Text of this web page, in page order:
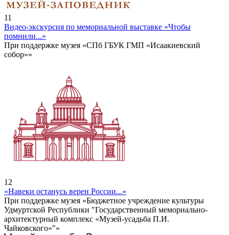
11
Видео-экскурсия по мемориальной выставке «Чтобы
помнили...»
При поддержке музея «СПб ГБУК ГМП «Исаакиевский
собор»»
12
«Навеки останусь верен России...»
При поддержке музея «Бюджетное учреждение культуры
Удмуртской Республики "Государственный мемориально-
архитектурный комплекс «Музей-усадьба П.И.
Чайковского»"»